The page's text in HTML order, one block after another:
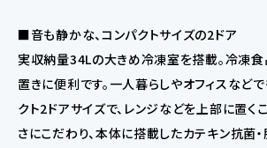
■音も静かな、コンパクトサイズの2ドア
実収納量34Lの大きめ冷凍室を搭載。冷凍食
置きに便利です。一人暮らしやオフィスなど
クト2ドアサイズで、レンジなどを上部に置く
さにこだわり、本体に搭載したカテキン抗菌